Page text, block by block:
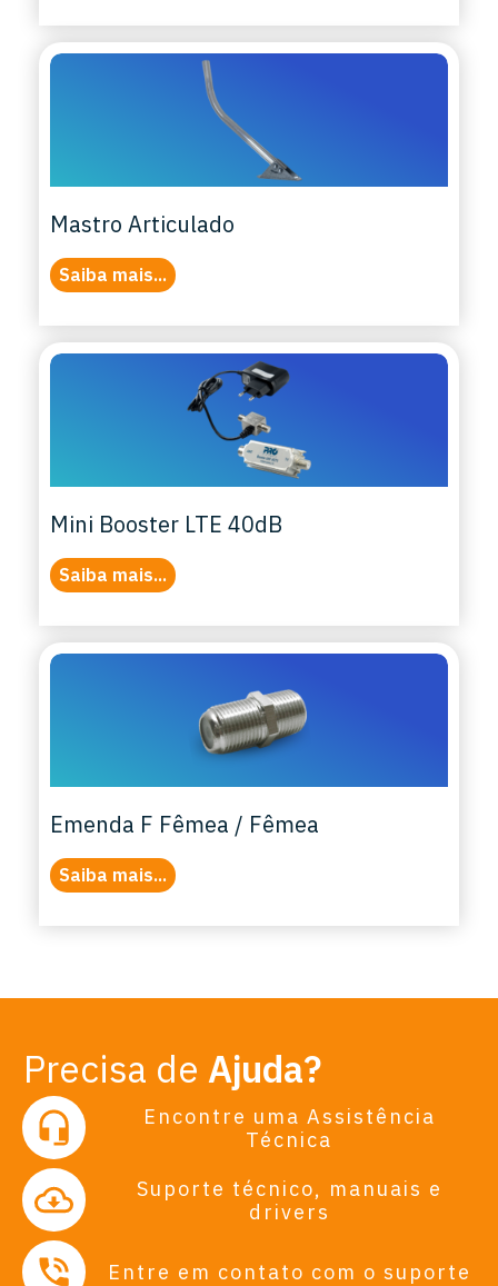
Mastro Articulado
Saiba mais...
Mini Booster LTE 40dB
Saiba mais...
Emenda F Fêmea / Fêmea
Saiba mais...
Precisa de Ajuda?
Encontre uma Assistência
Técnica
Suporte técnico, manuais e
drivers
Entre em contato com o suporte